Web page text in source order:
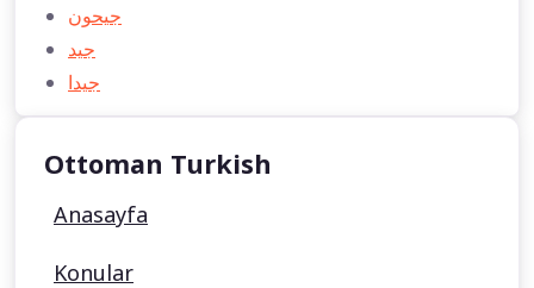
جیحون
جید
جیدا
Ottoman Turkish
Anasayfa
Konular